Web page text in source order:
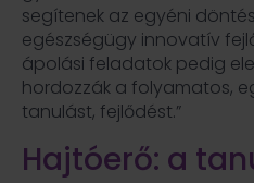
segítenek az egyéni
egészségügy innovatív
ápolási feladatok pedig
hordozzák a folyamatos,
tanulást, fejlődést.”
Hajtóerő: a